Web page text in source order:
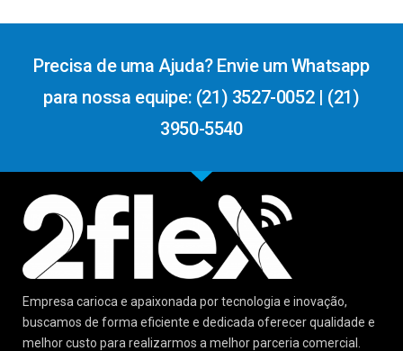
Precisa de uma Ajuda? Envie um Whatsapp
para nossa equipe: (21) 3527-0052 | (21)
3950-5540
Empresa carioca e apaixonada por tecnologia e inovação,
buscamos de forma eficiente e dedicada oferecer qualidade e
melhor custo para realizarmos a melhor parceria comercial.